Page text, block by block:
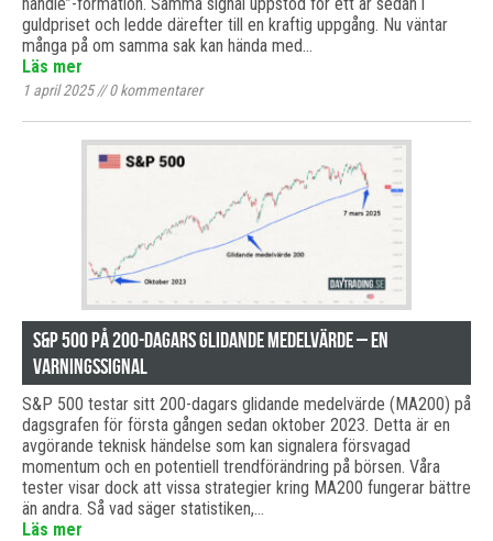
guldpriset och ledde därefter till en kraftig uppgång. Nu väntar
många på om samma sak kan hända med…
Läs mer
1 april 2025//0kommentarer
S&P 500 på 200-dagars glidande medelvärde – en
varningssignal
S&P 500 testar sitt 200-dagars glidande medelvärde (MA200) på
dagsgrafen för första gången sedan oktober 2023. Detta är en
avgörande teknisk händelse som kan signalera försvagad
momentum och en potentiell trendförändring på börsen. Våra
tester visar dock att vissa strategier kring MA200 fungerar bättre
än andra. Så vad säger statistiken,…
Läs mer